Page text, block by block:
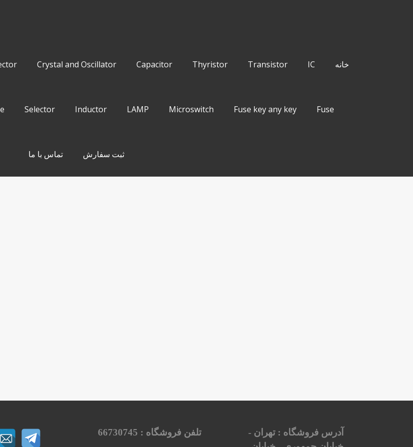
خانه IC
Transistor
Thyristor
Capacitor
Crystal and Oscillator
Fuse
Fuse key any key
Microswitch
LAMP
Inductor
Selector
ثبت سفارش تماس با ما
تلفن فروشگاه :
آدرس فروشگاه : تهران -